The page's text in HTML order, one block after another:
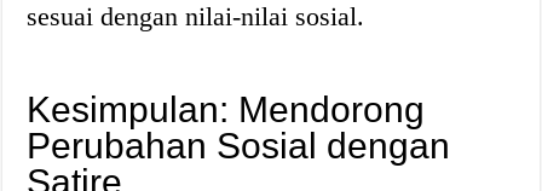
sesuai dengan nilai-nilai sosial.
Kesimpulan: Mendorong
Perubahan Sosial dengan
Satire